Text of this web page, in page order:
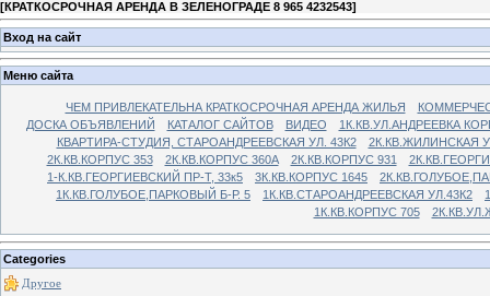
[КРАТКОСРОЧНАЯ АРЕНДА В ЗЕЛЕНОГРАДЕ 8 965 4232543]
Вход на сайт
Меню сайта
ЧЕМ ПРИВЛЕКАТЕЛЬНА КРАТКОСРОЧНАЯ АРЕНДА ЖИЛЬЯ
ДОСКА ОБЪЯВЛЕНИЙ
КАТАЛОГ САЙТОВ ВИДЕО
1К.КВ.УЛ.АНДРЕЕВКА
КВАРТИРА-СТУДИЯ, СТАРОАНДРЕЕВСКАЯ УЛ. 43К2
2К.КВ.ЖИЛИНСКАЯ
2К.КВ.КОРПУС 353
2К.КВ.КОРПУС 360А 2К.КВ.КОРПУС 931
1-К.КВ.ГЕОРГИЕВСКИЙ ПР-Т, 33к5
3К.КВ.КОРПУС 1645
1К.КВ.ГОЛУБОЕ,ПАРКОВЫЙ Б-Р. 5
1К.КВ.СТАРОАНДРЕЕВСКАЯ УЛ.43К2
1К.КВ.КОРПУС 705
Categories
Другое